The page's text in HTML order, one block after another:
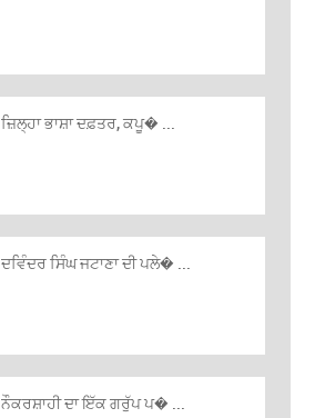
ਜ਼ਿਲ੍ਹਾ ਭਾਸ਼ਾ ਦਫ਼ਤਰ, ਕਪੂ� ...
ਦਵਿੰਦਰ ਸਿੰਘ ਜਟਾਣਾ ਦੀ ਪਲੇ� ...
ਨੌਕਰਸ਼ਾਹੀ ਦਾ ਇੱਕ ਗਰੁੱਪ ਪ� ...